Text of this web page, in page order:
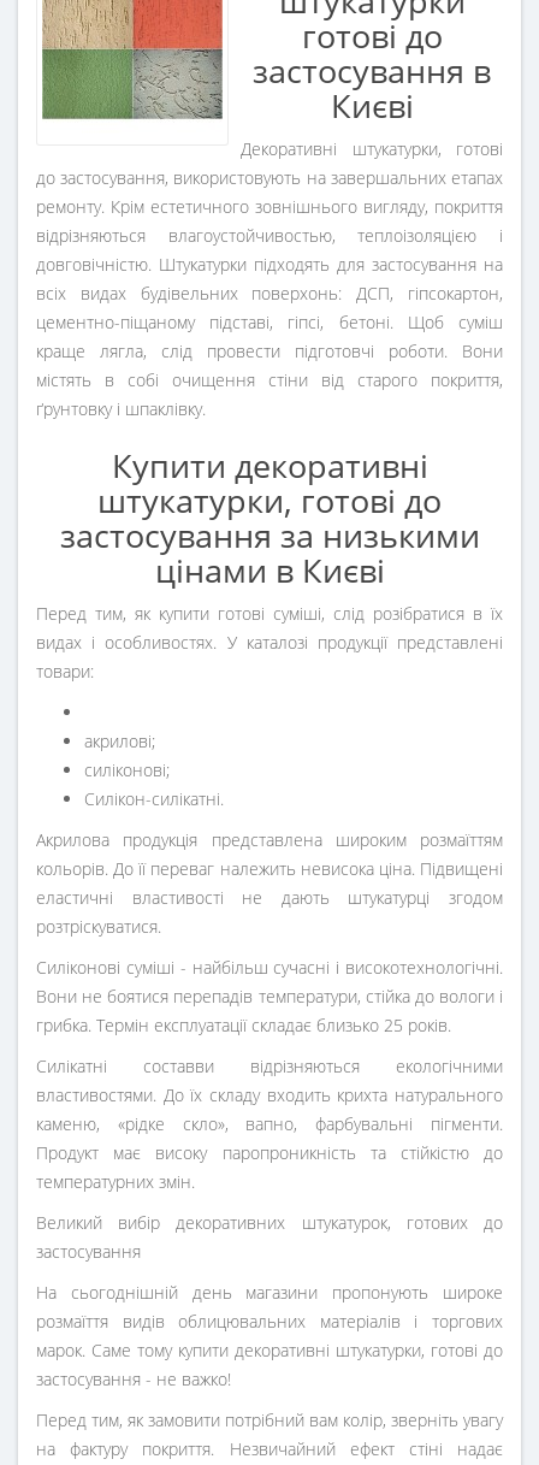
готові до
застосування в
Києві
Декоративні штукатурки, готові
до застосування, використовують на завершальних етапах
ремонту. Крім естетичного зовнішнього вигляду, покриття
відрізняються влагоустойчивостью, теплоізоляцією і
довговічністю. Штукатурки підходять для застосування на
всіх видах будівельних поверхонь: ДСП, гіпсокартон,
цементно-піщаному підставі, гіпсі, бетоні. Щоб суміш
краще лягла, слід провести підготовчі роботи. Вони
містять в собі очищення стіни від старого покриття,
ґрунтовку і шпаклівку.
Купити декоративні
штукатурки, готові до
застосування за низькими
цінами в Києві
Перед тим, як купити готові суміші, слід розібратися в їх
видах і особливостях. У каталозі продукції представлені
товари:
акрилові;
силіконові;
Силікон-силікатні.
Акрилова продукція представлена ​​широким розмаїттям
кольорів. До її переваг належить невисока ціна. Підвищені
еластичні властивості не дають штукатурці згодом
розтріскуватися.
Силіконові суміші - найбільш сучасні і високотехнологічні.
Вони не боятися перепадів температури, стійка до вологи і
грибка. Термін експлуатації складає близько 25 років.
Силікатні составви відрізняються екологічними
властивостями. До їх складу входить крихта натурального
каменю, «рідке скло», вапно, фарбувальні пігменти.
Продукт має високу паропроникність та стійкістю до
температурних змін.
Великий вибір декоративних штукатурок, готових до
застосування
На сьогоднішній день магазини пропонують широке
розмаїття видів облицювальних матеріалів і торгових
марок. Саме тому купити декоративні штукатурки, готові до
застосування - не важко!
Перед тим, як замовити потрібний вам колір, зверніть увагу
на фактуру покриття. Незвичайний ефект стіні надає